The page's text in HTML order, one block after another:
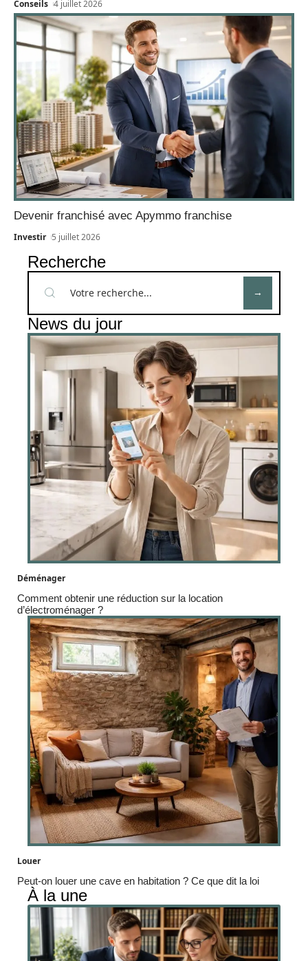
Conseils 4 juillet 2026
Devenir franchisé avec Apymmo franchise
Investir 5 juillet 2026
Recherche
News du jour
Déménager
Comment obtenir une réduction sur la location
d’électroménager ?
Louer
Peut-on louer une cave en habitation ? Ce que dit la loi
À la une